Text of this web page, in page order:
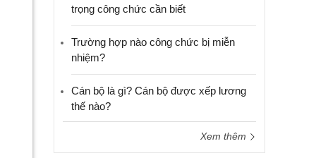
trọng công chức cần biết
Trường hợp nào công chức bị miễn
nhiệm?
Cán bộ là gì? Cán bộ được xếp lương
thế nào?
Xem thêm